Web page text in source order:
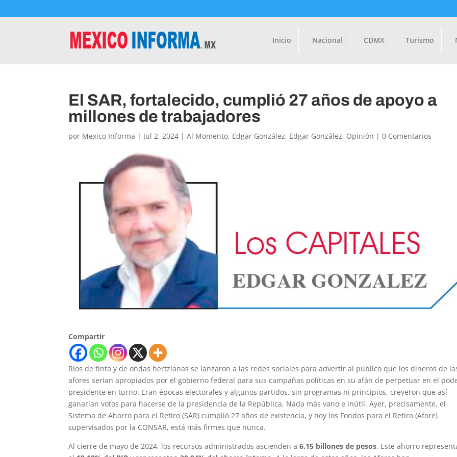
Inicio Nacional CDMX Turismo
El SAR, fortalecido, cumplió 27 años de apoyo a
millones de trabajadores
por Mexico Informa | Jul 2, 2024 |Al Momento, Edgar González, Edgar González, Opinión |0 Comentarios
Compartir
Ríos de tinta y de ondas hertzianas se lanzaron a las redes sociales para advertir al público que los dineros de
afores serían apropiados por el gobierno federal para sus campañas políticas en su afán de perpetuar en el
presidente en turno. Eran épocas electorales y algunos partidos, sin programas ni principios, creyeron que así
ganarían votos para hacerse de la presidencia de la República. Nada más vano e inútil. Ayer, precisamente, el
Sistema de Ahorro para el Retiro (SAR) cumplió 27 años de existencia, y hoy los Fondos para el Retiro (Afore)
supervisados por la CONSAR, está más firmes que nunca.
Al cierre de mayo de 2024, los recursos administrados ascienden a6.15 billones de pesos. Este ahorro